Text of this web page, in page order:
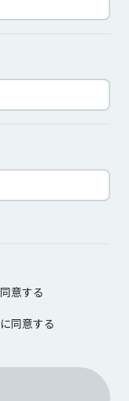
同意する
に同意する